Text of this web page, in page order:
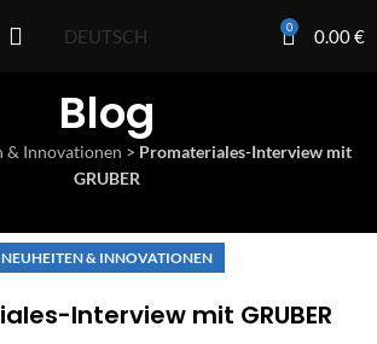
DEUTSCH 0 0.00€
Blog
& Innovationen > Promateriales-Interview mit
GRUBER
NEUHEITEN & INNOVATIONEN
Interview mit GRUBER